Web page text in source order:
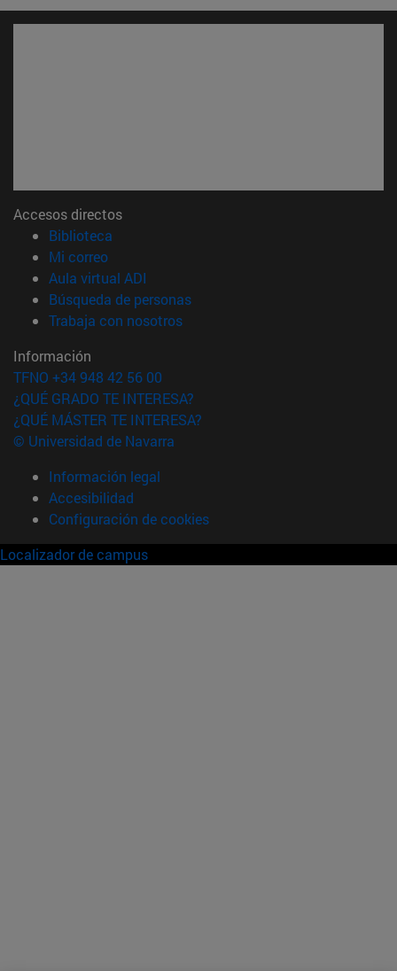
Accesos directos
Biblioteca
Mi correo(abre en nueva ventana)
Aula virtual ADI
Búsqueda de personas(abre en nueva ventana)
Trabaja con nosotros(abre en nueva ventana)
Información
TFNO +34 948 42 56 00
¿QUÉ GRADO TE INTERESA?
¿QUÉ MÁSTER TE INTERESA?
© Universidad de Navarra
Información legal
Accesibilidad
Configuración de cookies
Localizador de campus